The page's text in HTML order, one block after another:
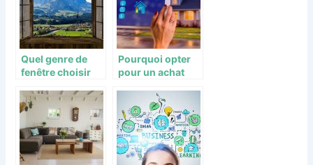
Quel genre de
fenêtre choisir
Pourquoi opter
pour un achat
la région d’Oise
et Aisne ?